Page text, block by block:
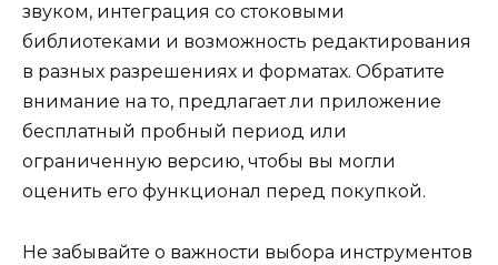
звуком, интеграция со стоковыми
библиотеками и возможность редактирования
в разных разрешениях и форматах. Обратите
внимание на то, предлагает ли приложение
бесплатный пробный период или
ограниченную версию, чтобы вы могли
оценить его функционал перед покупкой.
Не забывайте о важности выбора инструментов